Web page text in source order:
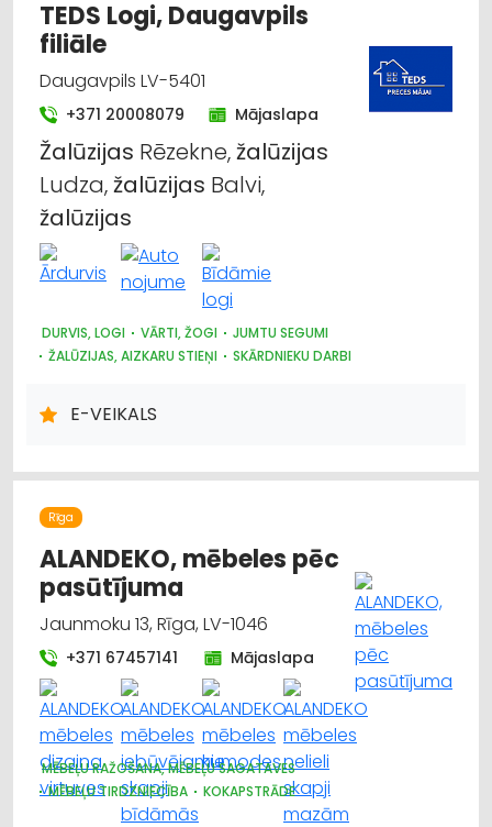
TEDS Logi, Daugavpils
filiāle
Daugavpils LV-5401
+371 20008079 Mājaslapa
Žalūzijas Rēzekne,žalūzijas
Ludza,žalūzijas Balvi,
žalūzijas
DURVIS, LOGI VĀRTI, ŽOGI
JUMTU SEGUMI
ŽALŪZIJAS, AIZKARU STIEŅI
SKĀRDNIEKU DARBI
DŪMVADI, TO IZGATAVOŠANA, UZSTĀDĪŠANA
METĀLIZSTRĀDĀJUMI
AUTO RIEPU, AUTO DISKU TIRDZNIECĪBA
E-VEIKALS
Rīga
ALANDEKO, mēbeles pēc
pasūtījuma
Jaunmoku 13, Rīga, LV-1046
+371 67457141 Mājaslapa
MĒBEĻU RAŽOŠANA, MĒBEĻU SAGATAVES
MĒBEĻU TIRDZNIECĪBA
KOKAPSTRĀDE